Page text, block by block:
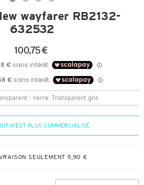
wayfarer RB2132-
632532
100,75 €
- Verre: Transparent gris
N'EST PLUS COMMERCIALISÉ
SEULEMENT 5,90 €